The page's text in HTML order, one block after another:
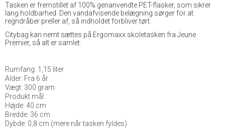
Tasken er fremstillet af 100% genanvendte PET-flasker, som sikrer
lang holdbarhed. Den vandafvisende belægning sørger for at
regndråber preller af, så indholdet forbliver tørt.
Citybag kan nemt sættes på Ergomaxx skoletasken fra Jeune
Premier, så alt er samlet.
Rumfang: 1,15 liter
Alder: Fra 6 år
Vægt: 300 gram
Produkt mål:
Højde: 40 cm
Bredde: 36 cm
Dybde: 0,8 cm (mere når tasken fyldes)